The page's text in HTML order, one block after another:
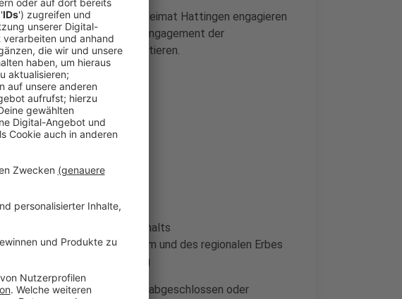
für und in ihrer Heimat Hattingen engagieren
Wichtig ist, dass das Engagement der
viele Menschen davon profitieren.
eins erfüllt sein:
und des Zusammenhalts
von Tradition, Brauchtum und des regionalen Erbes
Identität und Verwurzelung
zugänglich, bereits abgeschlossen oder